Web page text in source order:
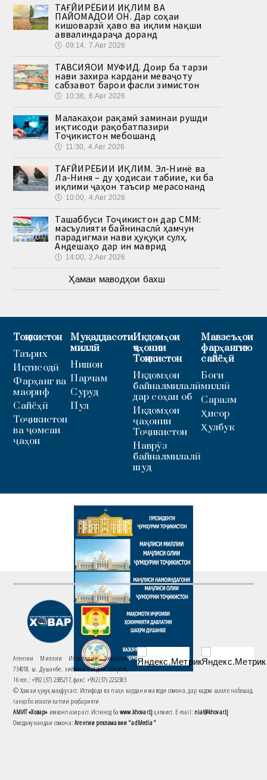
ТАҒЙИРЁБИИ ИҚЛИМ ВА
ПАЙОМАДҲОИ ОН. Дар соҳаи
кишоварзӣ ҳаво ва иқлим нақши
аввалиндараҷа доранд
🕔 09:14, 7.Авг 2026
ТАВСИЯҲОИ МУФИД. Доир ба тарзи
нави захира кардани меваҷоту
сабзавот барои фасли зимистон
🕔 10:36, 6.Авг 2026
Малакаҳои рақамӣ заминаи рушди
иқтисоди рақобатпазири
Тоҷикистон мебошанд
🕔 11:30, 4.Авг 2026
ТАҒЙИРЁБИИ ИҚЛИМ. Эл-Нинё ва
Ла-Ниня – ду ҳодисаи табиие, ки ба
иқлими ҷаҳон таъсир мерасонанд
🕔 10:00, 4.Авг 2026
Ташаббуси Тоҷикистон дар СММ:
масъулияти байнинаслӣ ҳамчун
парадигмаи нави ҳуқуқи сулҳ.
Андешаҳо дар ин маврид
🕔 14:00, 2.Авг 2026
Ҳамаи маводҳои бахш
Тоҷикистон
Таърих
Иқтисодӣ
Фарҳанг ва
маориф
Сайёҳӣ
Тоҷикистон
ва ҷомеаи
ҷаҳон
Муқаддасоти
миллӣ
Нишон
Парчам
Суруд
Пул
Иқдомҳои
ҷаҳонии
Тоҷикистон
Иқдомҳои
байналмилалӣ
дар соҳаи об
Иқдомҳои
ҷаҳонии
Тоҷикистон
Наврӯз
байналмилалӣ
шуд
Мавзеъҳои
фарҳангию
сайёҳӣ
Боғи
миллӣ
Саразм
Ҳисор
Ҳулбук
Агентии Миллии Иттилоотии Тоҷикистон
734018. ш. Душанбе, хиёбони Саъдии Шерозӣ,
16 тел.: +992 (37) 2385217, факс: +992 (37) 2232383
© Ҳамаи ҳуқуқ маҳфуз аст. Истифода ва паҳн кардани маводи сомона, дар кадом шакле набошад,
танҳо бо иҷозати хаттии роҳбарияти
АМИТ «Ховар» имконпазир аст. Истинод баwww.khovar.tjҳатмист. E-mail: niat@khovar.tj
Омодакунандаи сомона:Агентии рекламавии "adMedia"